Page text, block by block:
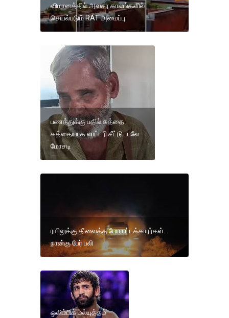
விமானத்தில் அவசர காலங்களில்
செயல்படும் RAT அமைப்பு
பணத்துக்கு பதில் கத்தை
கத்தையாக லாட்டரி சீட்டு.. பலே
மோசடி
ரயிலுக்கு தீ வைத்த போராட்டக்காரர்கள்..
நான்கு பேர் பலி
ஒலிம்பிக் மல்யுத்தம்: